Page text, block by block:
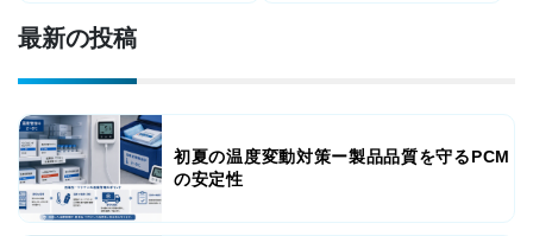
最新の投稿
初夏の温度変動対策ー製品品質を守るPCM
の安定性